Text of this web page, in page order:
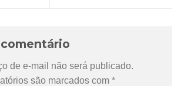
de e-mail não será publicado.
são marcados com *